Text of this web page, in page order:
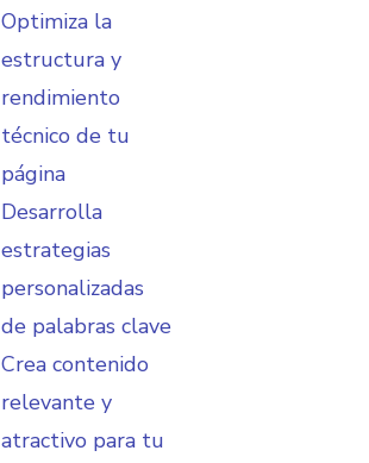
Optimiza la
estructura y
rendimiento
técnico de tu
página
Desarrolla
estrategias
personalizadas
de palabras clave
Crea contenido
relevante y
atractivo para tu